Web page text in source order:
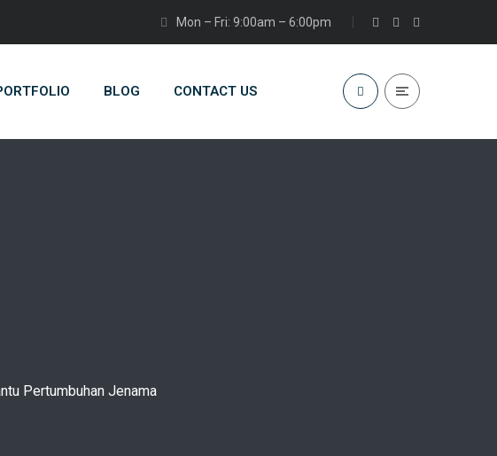
Mon – Fri: 9:00am – 6:00pm
BLOG CONTACT US
Pertumbuhan Jenama